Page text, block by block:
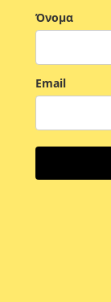
Όνομα
Email